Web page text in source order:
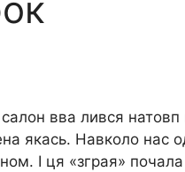
салон вва лився
якась. Навколо нас
І ця «зграя»